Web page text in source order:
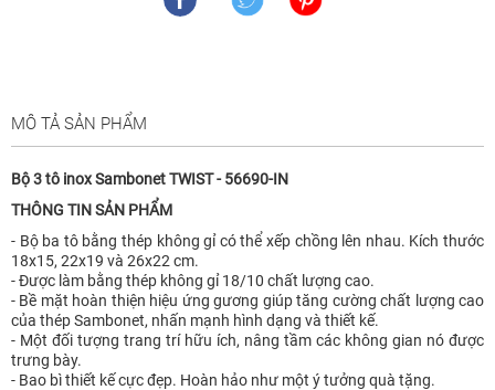
MÔ TẢ SẢN PHẨM
Bộ 3 tô inox Sambonet TWIST - 56690-IN
THÔNG TIN SẢN PHẨM
- Bộ ba tô bằng thép không gỉ có thể xếp chồng lên nhau. Kích thước
18x15, 22x19 và 26x22 cm.
- Được làm bằng thép không gỉ 18/10 chất lượng cao.
- Bề mặt hoàn thiện hiệu ứng gương giúp tăng cường chất lượng cao
của thép Sambonet, nhấn mạnh hình dạng và thiết kế.
- Một đối tượng trang trí hữu ích, nâng tầm các không gian nó được
trưng bày.
- Bao bì thiết kế cực đẹp. Hoàn hảo như một ý tưởng quà tặng.